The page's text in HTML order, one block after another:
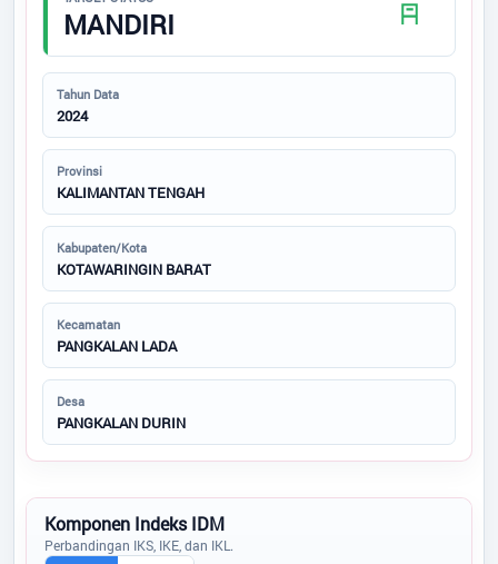
Status SDGs
Regulasi
Bantuan
Peta
Generate Artikel
MANDIRI
Tahun Data
2024
Provinsi
KALIMANTAN TENGAH
Kabupaten/Kota
KOTAWARINGIN BARAT
Kecamatan
PANGKALAN LADA
Desa
PANGKALAN DURIN
Komponen Indeks IDM
Perbandingan IKS, IKE, dan IKL.
STAF
STAF